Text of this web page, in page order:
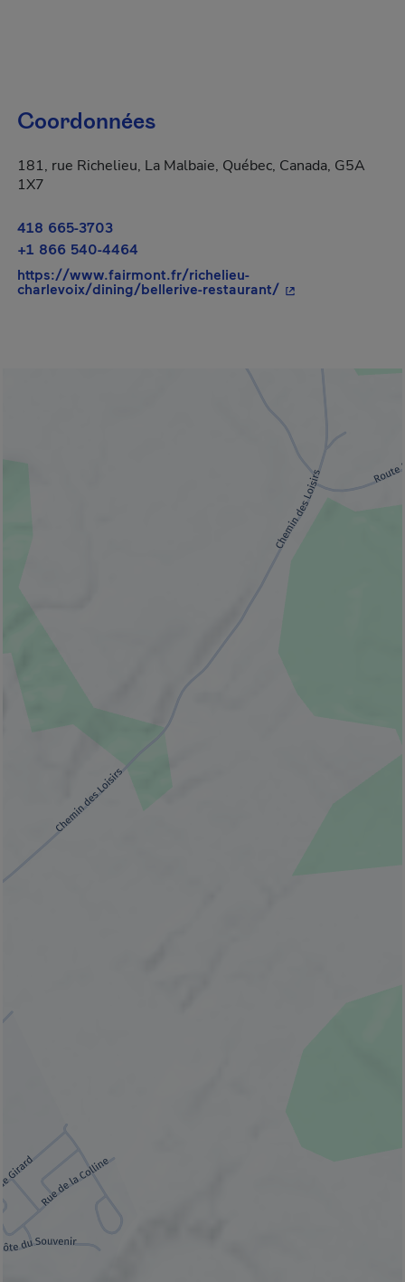
Coordonnées
181, rue Richelieu, La Malbaie, Québec, Canada, G5A
1X7
418 665-3703
+1 866 540-4464
https://www.fairmont.fr/richelieu-
charlevoix/dining/bellerive-restaurant/- Cet hyperlien